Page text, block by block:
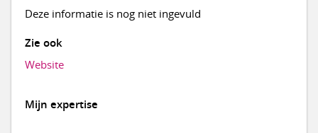
Deze informatie is nog niet ingevuld
Zie ook
Website
Mijn expertise